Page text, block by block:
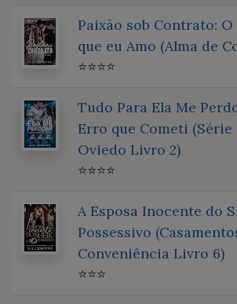
Paixão sob Contrato:
que eu Amo (Alma de
⭐⭐⭐⭐
Tudo Para Ela Me
Erro que Cometi
Oviedo Livro 2)
⭐⭐⭐⭐
A Esposa Inocente do
Possessivo
Conveniência Livro 6)
⭐⭐⭐